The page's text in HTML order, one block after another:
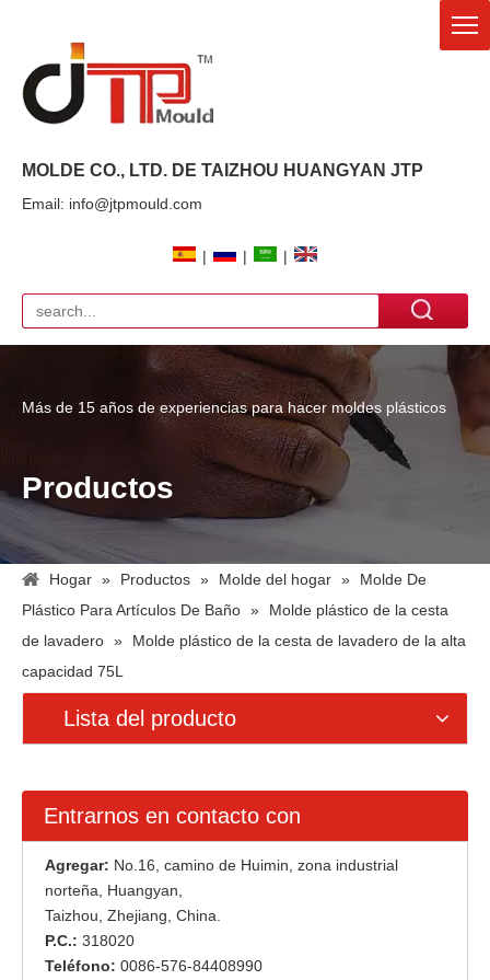
MOLDE CO., LTD. DE TAIZHOU HUANGYAN JTP
Email: info@jtpmould.com
| | |
Más de 15 años de experiencias para hacer moldes plásticos
Productos
Hogar » Productos » Molde del hogar »
Molde De
Plástico Para Artículos De Baño »
Molde plástico de la cesta
de lavadero »
Molde plástico de la cesta de lavadero de la alta
capacidad 75L
Lista del producto
Entrarnos en contacto con
Agregar: No.16, camino de Huimin, zona industrial
norteña, Huangyan,
Taizhou, Zhejiang, China.
P.C.: 318020
Teléfono: 0086-576-84408990